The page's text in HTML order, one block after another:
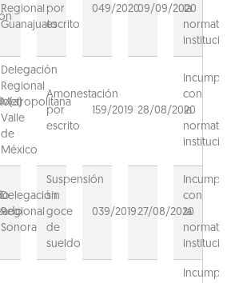
Regional
Guanajuato
por
escrito
049/202009/09/2020
la
Delegación
Regional
Metropolitana
Valle
de
México
Amonestación
por
escrito
159/2019 28/08/2020
con
la
Delegación
Regional
Sonora
Suspensión
sin
goce
de
sueldo
039/201927/08/2020
con
la